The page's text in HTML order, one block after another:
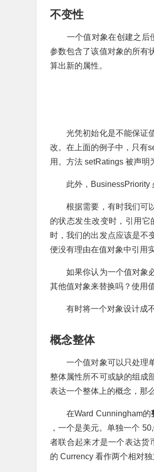
不变性
一个值对象在创建之后便
参数包含了该值对象的所有
算出新的属性。
光凭初始化是不能保证值
改。在上面的例子中，只有
用。方法 setRatings 被声明
此外，BusinessPriority 必
根据需要，有时我们可以
的状态发生改变时，引用
时，我们的出发点应该是不
便没有理由在值对象中引用
如果你认为一个值对象必
其他值对象来替换吗？使用
有时将一个对象设计成不
概念整体
一个值对象可以只处理单
整体属性所不可或缺的组成
表达一个整体上的概念，那
在Ward Cunningham的
，一个是美元。单独一个
者联合起来才是一个表达货
的 Currency 看作两个相对独